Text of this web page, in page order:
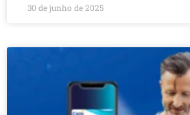
30 de junho de 2025